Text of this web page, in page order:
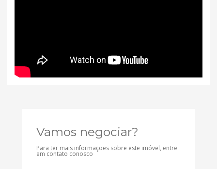
Vamos negociar?
Para ter mais informações sobre este imóvel, entre
em contato conosco